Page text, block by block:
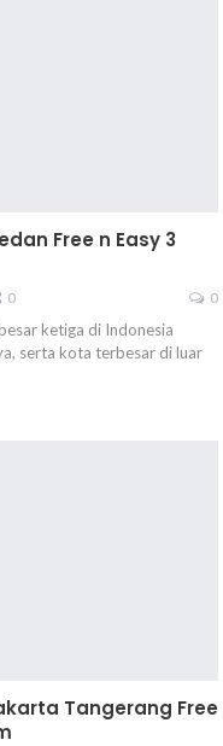
Free n Easy 3
0 0
ketiga di Indonesia
serta kota terbesar di luar
Tangerang Free